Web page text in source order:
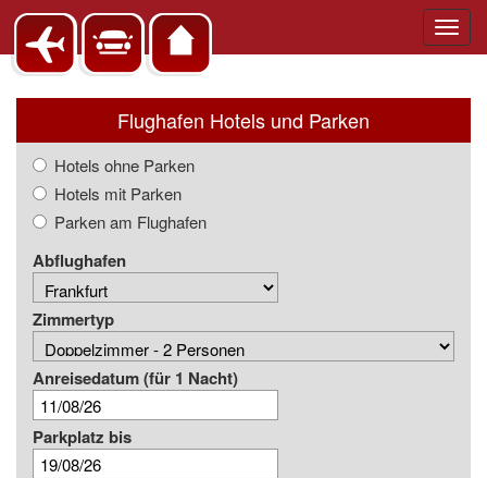
Flughafen Hotels und Parken
Hotels ohne Parken
Hotels mit Parken
Parken am Flughafen
Abflughafen
Zimmertyp
Anreisedatum(für 1 Nacht)
Parkplatz bis